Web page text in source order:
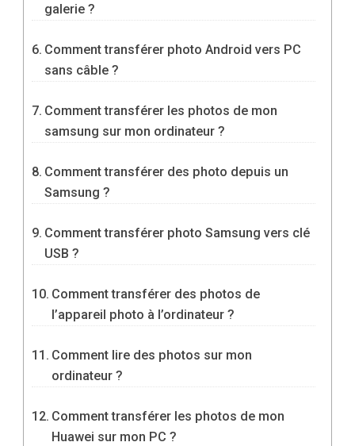
galerie ?
Comment transférer photo Android vers PC
sans câble ?
Comment transférer les photos de mon
samsung sur mon ordinateur ?
Comment transférer des photo depuis un
Samsung ?
Comment transférer photo Samsung vers clé
USB ?
Comment transférer des photos de
l’appareil photo à l’ordinateur ?
Comment lire des photos sur mon
ordinateur ?
Comment transférer les photos de mon
Huawei sur mon PC ?